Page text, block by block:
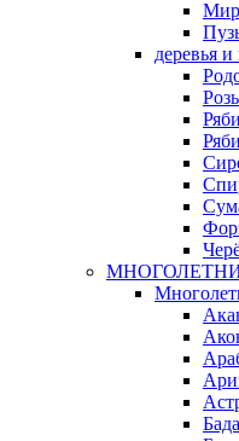
деревья